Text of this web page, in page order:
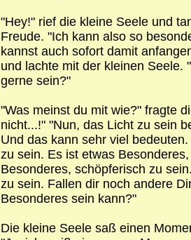
"Hey!" rief die kleine Seele und
Freude. "Ich kann also so
kannst auch sofort damit
und lachte mit der kleinen Seele.
gerne sein?"
"Was meinst du mit wie?" fragte
nicht...!" "Nun, das Licht zu sein
Und das kann sehr viel
zu sein. Es ist etwas
Besonderes, schöpferisch zu
zu sein. Fallen dir noch andere
Besonderes sein kann?"
Die kleine Seele saß einen